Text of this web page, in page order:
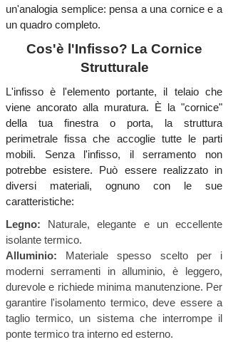
un'analogia semplice: pensa a una cornice e a
un quadro completo.
Cos'è l'Infisso? La Cornice
Strutturale
L'infisso è l'elemento portante, il telaio che
viene ancorato alla muratura. È la "cornice"
della tua finestra o porta, la struttura
perimetrale fissa che accoglie tutte le parti
mobili. Senza l'infisso, il serramento non
potrebbe esistere. Può essere realizzato in
diversi materiali, ognuno con le sue
caratteristiche:
Legno: Naturale, elegante e un eccellente
isolante termico.
Alluminio: Materiale spesso scelto per i
moderni serramenti in alluminio, è leggero,
durevole e richiede minima manutenzione. Per
garantire l'isolamento termico, deve essere a
taglio termico, un sistema che interrompe il
ponte termico tra interno ed esterno.